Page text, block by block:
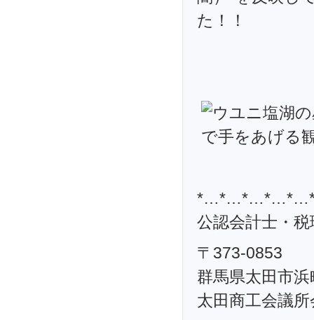
た！！
公認会計士・
〒373-0853
群馬県太田市
太田商工会議